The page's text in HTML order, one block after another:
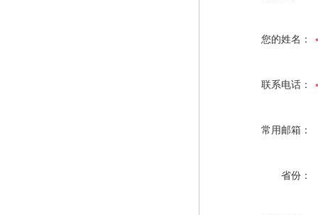
您的姓名：
联系电话：
常用邮箱：
省份：